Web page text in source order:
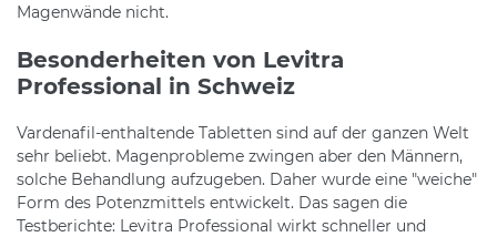
Magenwände nicht.
Besonderheiten von Levitra
Professional in Schweiz
Vardenafil-enthaltende Tabletten sind auf der ganzen Welt
sehr beliebt. Magenprobleme zwingen aber den Männern,
solche Behandlung aufzugeben. Daher wurde eine "weiche"
Form des Potenzmittels entwickelt. Das sagen die
Testberichte: Levitra Professional wirkt schneller und